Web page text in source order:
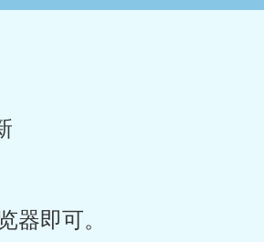
器即可。